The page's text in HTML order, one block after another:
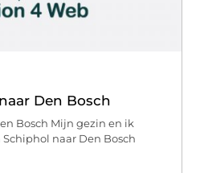
Den Bosch
Bosch Mijn gezin en ik
naar Den Bosch